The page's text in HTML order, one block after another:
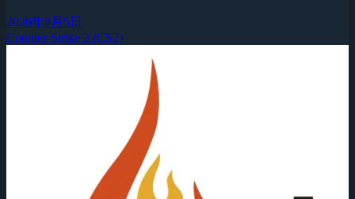
2026年8月5日
Counter-Strike 2 (CS2)